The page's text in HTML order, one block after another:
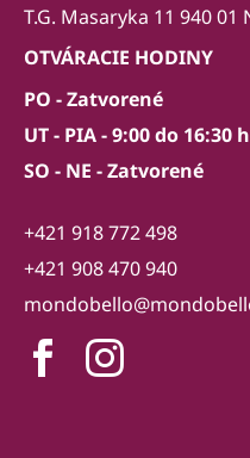
T.G. Masaryka 11 940 01
OTVÁRACIE HODINY
PO - Zatvorené
UT - PIA - 9:00 do 16:30
SO - NE - Zatvorené
+421 918 772 498
+421 908 470 940